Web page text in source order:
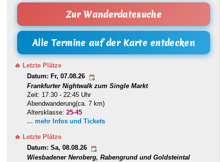
Zur Wanderdatesuche
Alle Termine auf der Karte entdecken
🔥 Letzte Plätze
Datum: Fr, 07.08.26
Frankfurter Nightwalk zum Single Markt
Zeit: 17:30 - 22:45 Uhr
Abendwanderung(ca. 7 km)
Altersklasse: 25-45
... mehr Infos und Tickets
🔥 Letzte Plätze
Datum: Sa, 08.08.26
Wiesbadener Neroberg, Rabengrund und Goldsteintal